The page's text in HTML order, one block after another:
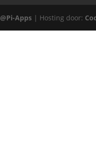
@Pi-Apps | Hosting door: